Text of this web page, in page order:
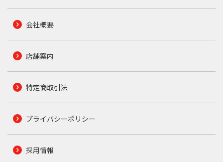
会社概要
店舗案内
特定商取引法
プライバシーポリシー
採用情報